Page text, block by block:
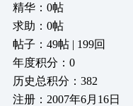
精华：0帖
求助：0帖
帖子：49帖 | 199回
年度积分：0
历史总积分：382
注册：2007年6月16日